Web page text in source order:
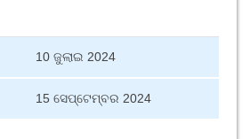
10 ଜୁଲାଇ 2024
15 ସେପ୍ଟେମ୍ବର 2024